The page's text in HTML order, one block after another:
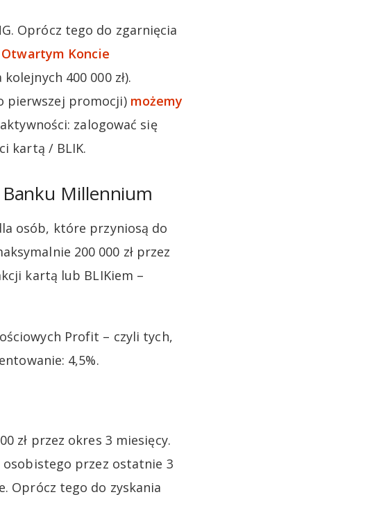
Oprócz tego do zgarnięcia
Koncie
400 000 zł).
pierwszej promocji) możemy
zalogować się
kartą / BLIK.
Millennium
osób, które przyniosą do
200 000 zł przez
kartą lub BLIKiem –
Profit – czyli tych,
4,5%.
zł przez okres 3 miesięcy.
przez ostatnie 3
Oprócz tego do zyskania